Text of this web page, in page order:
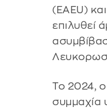
(EAEU)
επιλυθεί
Το 2024, ο
συμμαχία